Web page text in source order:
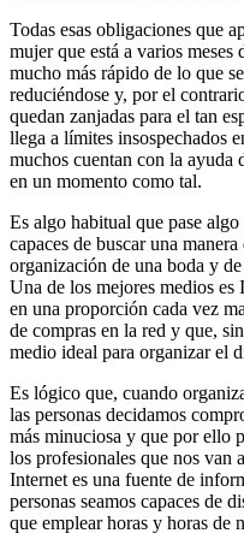
Todas esas obligaciones que
mujer que está a varios meses
mucho más rápido de lo que
reduciéndose y, por el
quedan zanjadas para el tan
llega a límites insospechados
muchos cuentan con la ayuda
en un momento como tal.
Es algo habitual que pase
capaces de buscar una
organización de una boda y
Una de los mejores medios es
en una proporción cada vez
de compras en la red y que,
medio ideal para organizar el
Es lógico que, cuando
las personas decidamos
más minuciosa y que por ello
los profesionales que nos van
Internet es una fuente de
personas seamos capaces de
que emplear horas y horas de